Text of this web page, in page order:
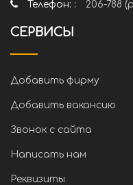
Телефон: :
206-788
СЕРВИСЫ
Добавить фирму
Добавить вакансию
Звонок с сайта
Написать нам
Реквизиты